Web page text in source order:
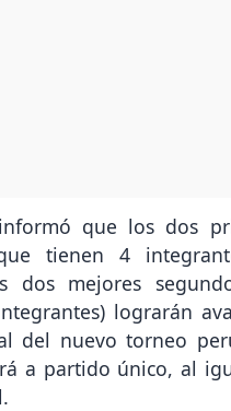
que los dos
tienen 4
dos mejores
lograrán
del nuevo torneo
a partido único, al